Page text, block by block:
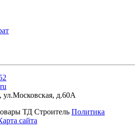
, ул.Московская, д.60А
ТД Строитель Политика
сайта